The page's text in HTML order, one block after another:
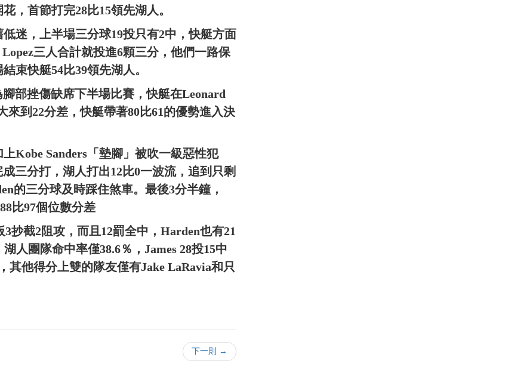
，首節打完28比15領先湖人。
迷，上半場三分球19投只有2中，快艇方面
三人合計就投進6顆三分，他們一路保
束快艇54比39領先湖人。
部挫傷缺席下半場比賽，快艇在Leonard
到22分差，快艇帶著80比61的優勢進入決
Kobe Sanders「墊腳」被吹一級惡性犯
三分打，湖人打出12比0一波流，追到只剩
的三分球及時踩住煞車。最後3分半鐘，
比97個位數分差
抄截2阻攻，而且12罰全中，Harden也有21
人團隊命中率僅38.6％，James 28投15中
其他得分上雙的隊友僅有Jake LaRavia和只
下一則 →